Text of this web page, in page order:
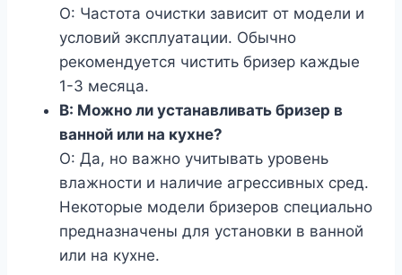
О: Частота очистки зависит от модели и
условий эксплуатации. Обычно
рекомендуется чистить бризер каждые
1-3 месяца.
В: Можно ли устанавливать бризер в
ванной или на кухне?
О: Да, но важно учитывать уровень
влажности и наличие агрессивных сред.
Некоторые модели бризеров специально
предназначены для установки в ванной
или на кухне.